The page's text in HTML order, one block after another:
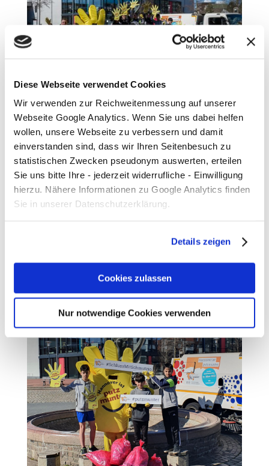
Diese Webseite verwendet Cookies
Wir verwenden zur Reichweitenmessung auf unserer
Webseite Google Analytics. Wenn Sie uns dabei helfen
wollen, unsere Webseite zu verbessern und damit
einverstanden sind, dass wir Ihren Seitenbesuch zu
statistischen Zwecken pseudonym auswerten, erteilen
Sie uns bitte Ihre - jederzeit widerrufliche - Einwilligung
hierzu. Nähere Informationen zu Google Analytics finden
Sie in unserer Datenschutzerklärung.
Details zeigen
Cookies zulassen
Nur notwendige Cookies verwenden
Mathias Quast, Leiter Stadtreinigung und
Karina Frochtmann, aha-
Umweltreferentin mit Stiftungskindern
sowie Betreuern der Per Mertesacker
Stiftung. Die Gruppe machte am
putzmunter-Tag eine Müllsammelrallye
quer durch Mühlenberg, die
Müllsammeln mit spannenden Rätseln
und Aufgaben verband.